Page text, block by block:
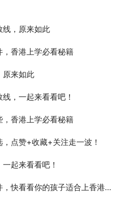
线，原来如此
香港上学必看秘籍
原来如此
，一起来看看吧！
香港上学必看秘籍
点赞+收藏+关注走一波！
起来看看吧！
看你的孩子适合上香港的学校吗？